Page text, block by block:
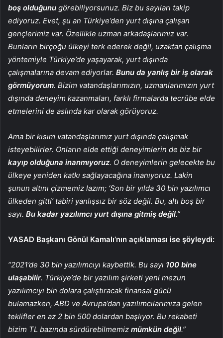
boş olduğunu görebiliyorsunuz. Biz bu sayıları takip
ediyoruz. Evet, şu an Türkiye’den yurt dışına çalışan
gençlerimiz var. Özellikle uzman arkadaşlarımız var.
Bunların birçoğu ülkeyi terk ederek değil, uzaktan çalışma
yöntemiyle Türkiye’de yaşayarak, yurt dışında
çalışmalarına devam ediyorlar. Bunu da yanlış bir iş olarak
görmüyorum. Bizim vatandaşlarımızın, uzmanlarımızın yurt
dışında deneyim kazanmaları, farklı firmalarda tecrübe elde
etmelerini de aslında kar olarak görüyoruz.
Ama bir kısım vatandaşlarımız yurt dışında çalışmak
isteyebilirler. Onların elde ettiği deneyimlerin de biz bir
kayıp olduğuna inanmıyoruz. O deneyimlerin gelecekte bu
ülkeye yeniden katkı sağlayacağına inanıyoruz. Lakin
şunun altını çizmemiz lazım; ‘Son bir yılda 30 bin yazılımcı
ülkeden gitti’ tabiri yanlışsız bir söz değil. Bu, altı boş bir
sayı. Bu kadar yazılımcı yurt dışına gitmiş değil.”
YASAD Başkanı Gönül Kamalı’nın açıklaması ise şöyleydi:
“2021’de 30 bin yazılımcıyı kaybettik. Bu sayı 100 bine
ulaşabilir. Türkiye’de bir yazılım şirketi yeni mezun
yazılımcıyı bin dolara çalıştıracak finansal gücü
bulamazken, ABD ve Avrupa’dan yazılımcılarımıza gelen
teklifler en az 2 bin 500 dolardan başlıyor. Bu rekabeti
bizim TL bazında sürdürebilmemiz mümkün değil.”